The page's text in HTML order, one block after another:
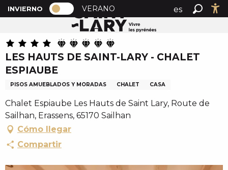
A
l
e
r
a
u
o
n
t
e
u
PAGE D’ACCUEIL ACTUELLE HIVER : PASSER EN
INVIERNO PAGE D’ACCUEIL ACTUELLE HIVER :
VERANO
es
Buscar
Inicio LES HAUTS DE SAINT-LARY - CHALET ESPIAUBE
LES HAUTS DE SAINT-LARY - CHALET
ESPIAUBE
PISOS AMUEBLADOS Y MORADAS CHALET CASA
Chalet Espiaube Les Hauts de Saint Lary, Route de
Sailhan, Erassens, 65170 Sailhan
Cómo llegar
Compartir